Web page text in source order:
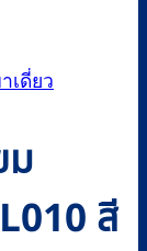
ม
สี